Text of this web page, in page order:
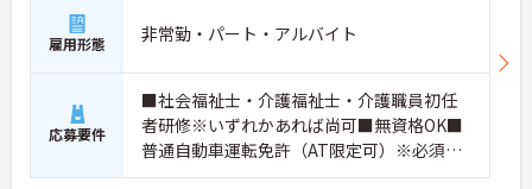
・グループホーム一棟あたりの入居者様20名定員を
常時2～4名のスタッフで支援、国基準を上回る人員
配置や夜間複数名体制が敷かれているため、業務に
追われることなくご利用者様のペースに合わせたサ
ポートが可能です。施設も専用設計で働きやすく、
ご自身の理想とする福祉を実践できる環境が整って
雇用形態 非常勤・パート・アルバイト
応募要件
■社会福祉士・介護福祉士・介護職員初任
者研修※いずれかあれば尚可■無資格OK■
普通自動車運転免許（AT限定可）※必須■
基本的PC操作